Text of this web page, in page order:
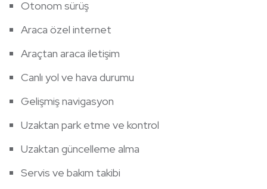
Otonom sürüş
Araca özel internet
Araçtan araca iletişim
Canlı yol ve hava durumu
Gelişmiş navigasyon
Uzaktan park etme ve kontrol
Uzaktan güncelleme alma
Servis ve bakım takibi